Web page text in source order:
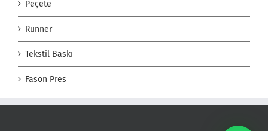
Peçete
Runner
Tekstil Baskı
Fason Pres